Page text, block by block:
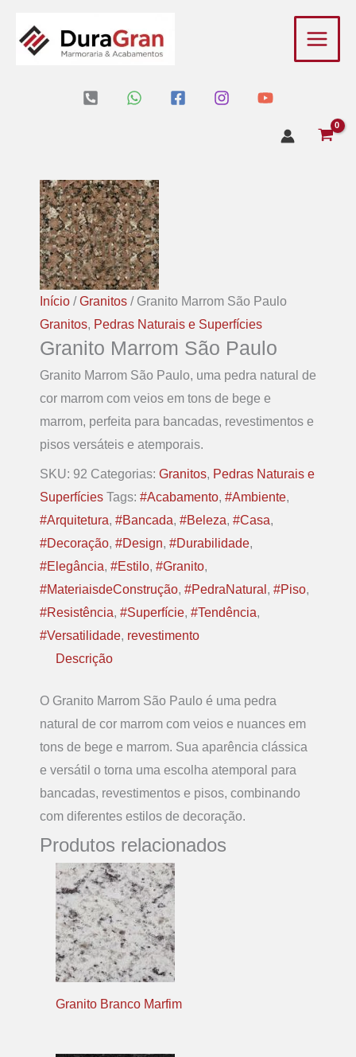
para
Início /Granitos / Granito Marrom São Paulo
Granitos, Pedras Naturais e Superfícies
Granito Marrom São Paulo
Granito Marrom São Paulo, uma pedra natural de
cor marrom com veios em tons de bege e
marrom, perfeita para bancadas, revestimentos e
pisos versáteis e atemporais.
SKU: 92 Categorias: Granitos, Pedras Naturais e
Superfícies Tags: #Acabamento, #Ambiente,
#Arquitetura, #Bancada, #Beleza, #Casa,
#Decoração, #Design, #Durabilidade,
#Elegância, #Estilo, #Granito,
#MateriaisdeConstrução, #PedraNatural , #Piso,
#Resistência, #Superfície, #Tendência,
#Versatilidade, revestimento
Descrição
O Granito Marrom São Paulo é uma pedra
natural de cor marrom com veios e nuances em
tons de bege e marrom. Sua aparência clássica
e versátil o torna uma escolha atemporal para
bancadas, revestimentos e pisos, combinando
com diferentes estilos de decoração.
Produtos relacionados
Granito Branco Marfim